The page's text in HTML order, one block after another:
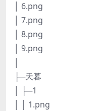
│ 6.png
│ 7.png
│ 8.png
│ 9.png
├─天暮
│ ├─1
│ │ 1.png